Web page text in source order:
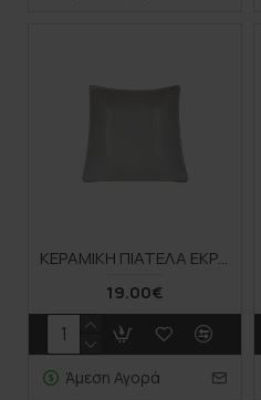
ΚΕΡΑΜΙΚΗ ΠΙΑΤΕΛΑ ΕΚΡΟΥ/ΜΠΕΖ ΓΥΑΛΙΣΤΕΡΗ ΤΕΤΡΑΓΩΝΗ - 25.5x25.5x8cm 1/8KIB
19.00€
Άμεση Αγορά